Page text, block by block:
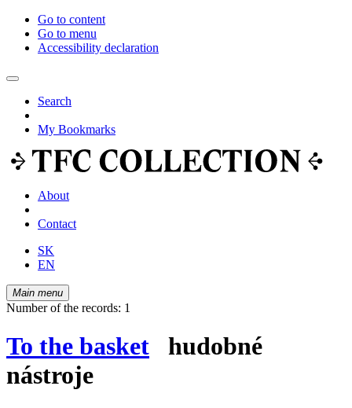
Go to content
Go to menu
Accessibility declaration
Search
My Bookmarks
About
Contact
SK
EN
Main menu
Number of the records: 1
To the basket hudobné
nástroje